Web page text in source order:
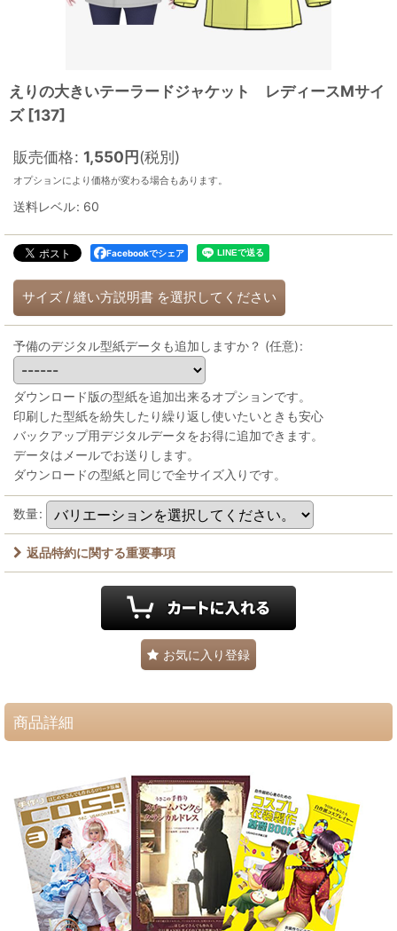
えりの大きいテーラードジャケット レディースMサイ
ズ [137]
販売価格: 1,550円(税別)
オプションにより価格が変わる場合もあります。
送料レベル: 60
Facebookでシェア
サイズ / 縫い方説明書 を選択してください
予備のデジタル型紙データも追加しますか？ (任意):
ダウンロード版の型紙を追加出来るオプションです。
印刷した型紙を紛失したり繰り返し使いたいときも安心
バックアップ用デジタルデータをお得に追加できます。
データはメールでお送りします。
ダウンロードの型紙と同じで全サイズ入りです。
数量:
返品特約に関する重要事項
お気に入り登録
商品詳細